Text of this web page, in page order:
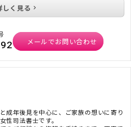
しく見る
メールでお問い合わせ
成年後見を中心に、ご家族の想いに寄り
性司法書士です。